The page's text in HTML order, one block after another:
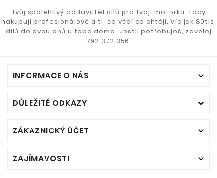
Tvůj spolehlivý dodavatel dílů pro tvoji motorku. Tady
nakupují profesionálové a ti, co vědí co chtějí. Víc jak 80tis.
dílů do dvou dnů u tebe doma. Jestli potřebuješ, zavolej
792 372 356.
INFORMACE O NÁS 
DŮLEŽITÉ ODKAZY 
ZÁKAZNICKÝ ÚČET 
ZAJÍMAVOSTI 